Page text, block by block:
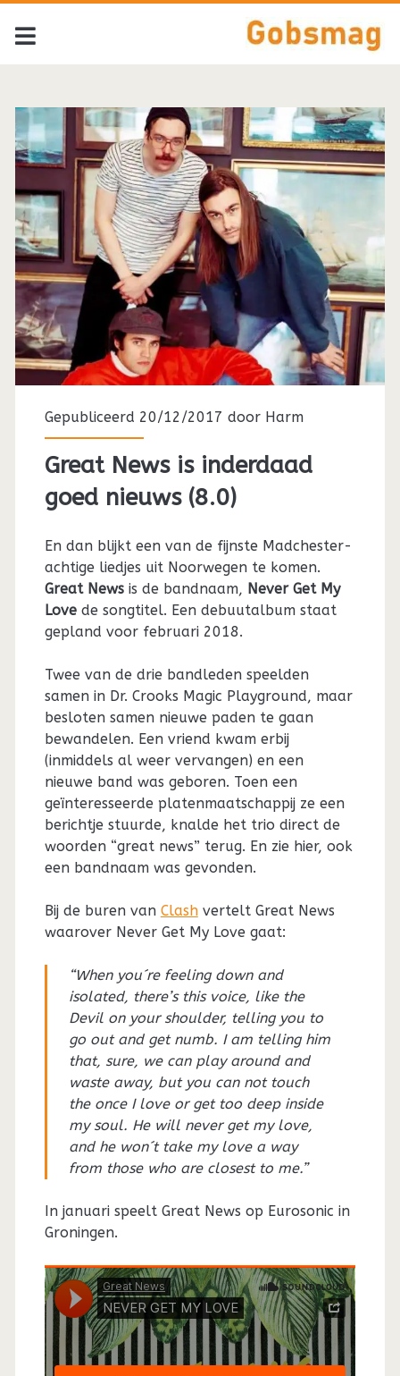
Gepubliceerd 20/12/2017 door Harm
Great News is inderdaad
goed nieuws (8.0)
En dan blijkt een van de fijnste Madchester-
achtige liedjes uit Noorwegen te komen.
Great Newsis de bandnaam, Never Get My
Love de songtitel. Een debuutalbum staat
gepland voor februari 2018.
Twee van de drie bandleden speelden
samen in Dr. Crooks Magic Playground, maar
besloten samen nieuwe paden te gaan
bewandelen. Een vriend kwam erbij
(inmiddels al weer vervangen) en een
nieuwe band was geboren. Toen een
geïnteresseerde platenmaatschappij ze een
berichtje stuurde, knalde het trio direct de
woorden “great news” terug. En zie hier, ook
een bandnaam was gevonden.
Bij de buren van Clashvertelt Great News
waarover Never Get My Love gaat:
“When you´re feeling down and
isolated, there’s this voice, like the
Devil on your shoulder, telling you to
go out and get numb. I am telling him
that, sure, we can play around and
waste away, but you can not touch
the once I love or get too deep inside
my soul. He will never get my love,
and he won´t take my love a way
from those who are closest to me.”
In januari speelt Great News op Eurosonic in
Groningen.